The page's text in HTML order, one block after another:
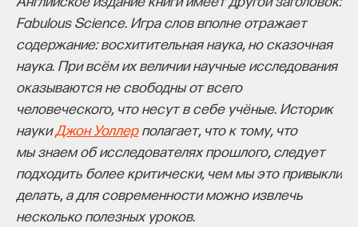
Fabulous Science. Игра слов вполне отражает
содержание: восхитительная наука, но сказочная
наука. При всём их величии научные исследования
оказываются не свободны от всего
человеческого, что несут в себе учёные. Историк
наукиДжон Уоллерполагает, что к тому, что
мы знаем об исследователях прошлого, следует
подходить более критически, чем мы это привыкли
делать, а для современности можно извлечь
несколько полезных уроков.
собственное будущее, почему результаты
образования раскрываются на длинной дистанции,
и что на самом деле должен уметь студент,
выходящий в сложный и быстро меняющийся мир.
А еще — почему ИИ не стоит просто запрещать,
как использовать его для диалога, и зачем
университету учить не только знаниям, но и самой
практике мышления и коммуникации.